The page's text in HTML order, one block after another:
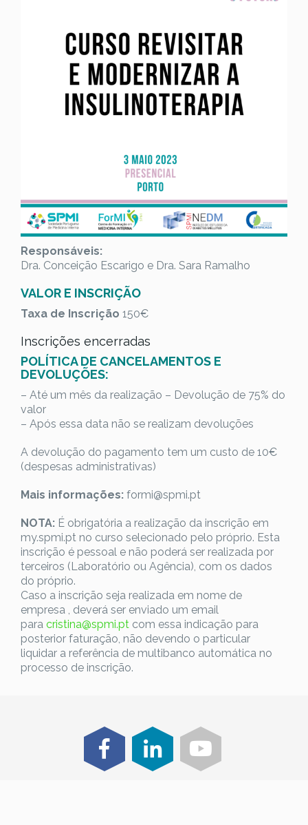
Responsáveis:
Dra. Conceição Escarigo e Dra. Sara Ramalho
VALOR E INSCRIÇÃO
Taxa de Inscrição 150€
Inscrições encerradas
POLÍTICA DE CANCELAMENTOS E
DEVOLUÇÕES:
– Até um mês da realização – Devolução de 75% do
valor
– Após essa data não se realizam devoluções
A devolução do pagamento tem um custo de 10€
(despesas administrativas)
Mais informações: formi@spmi.pt
NOTA: É obrigatória a realização da inscrição em
my.spmi.pt no curso selecionado pelo próprio. Esta
inscrição é pessoal e não poderá ser realizada por
terceiros (Laboratório ou Agência), com os dados
do próprio.
Caso a inscrição seja realizada em nome de
empresa , deverá ser enviado um email
para cristina@spmi.pt com essa indicação para
posterior faturação, não devendo o particular
liquidar a referência de multibanco automática no
processo de inscrição.